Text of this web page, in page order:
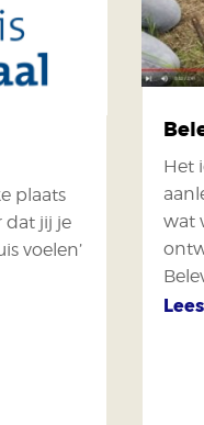
plaats
dat jij je
voelen’
Het
wat